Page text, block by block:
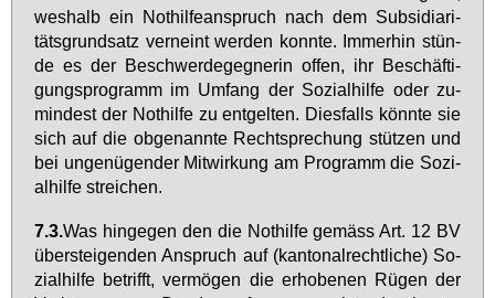
wes­halb ein Not­hil­fe­an­spruch nach dem Sub­si­dia­ri­
täts­grund­satz ver­neint wer­den konn­te. Im­mer­hin stün­
de es der Be­schwer­de­geg­ne­rin of­fen, ihr Be­schäf­ti­
gungs­pro­gramm im Um­fang der So­zi­al­hil­fe oder zu­
min­dest der Not­hil­fe zu ent­gel­ten. Dies­falls könn­te sie
sich auf die ob­ge­nann­te Recht­spre­chung stüt­zen und
bei un­ge­nü­gen­der Mit­wir­kung am Pro­gramm die So­zi­
al­hil­fe strei­chen.
7.3.Was hin­ge­gen den die Not­hil­fe ge­mäss Art. 12 BV
über­stei­gen­den An­spruch auf (kan­to­nal­recht­li­che) So­
zi­al­hil­fe be­trifft, ver­mö­gen die er­ho­be­nen Rü­gen der